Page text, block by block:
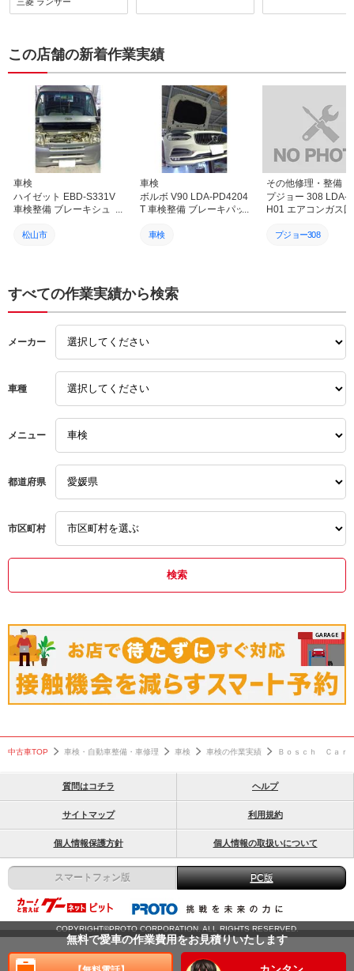
た車検後に急な整備作業依
頼にも迅速 丁寧に対応し
ー7 FDの再登録に向けて
ご迷惑をおかけしているこ
とと思うのですが気長に合
わせて対応してくださり本
当にありがたく感謝してま
す旧車や海外製の難易度の
高い整備作業にも車のオー
ナーさん側の想いを汲んで
高い技術と人脈 会社間の
繋がりをもって丁寧に対応
されて様子が相談してる時
員さんや工場の様子から感
感じてます 信頼 安心し
お願いします
いします。
この店舗の新着作業実績
車検
ハイゼット EBD-S331V
車検整備 ブレーキシュ
愛媛 松山 伊予 西条 新居
松山市
カーオーナーズ
車検
ボルボ V90 LDA-PD4204
T 車検整備 ブレーキパッ
媛 松山 伊予 西条 新居浜
車検
松山市
ボルボ
その他修理・整備
プジョー 308 LDA-
H01 エアコンガス
ブルー補充！快適
プジョー308
すべての作業実績から検索
メーカー
車種
メニュー
都道府県
市区町村
中古車TOP 車検・自動車整備・車修理 車検 車検の作業実績 Ｂｏｓｃｈ Ｃａｒ
無料で愛車の作業費用をお見積りいたします
質問はコチラ ヘルプ
サイトマップ 利用規約
個人情報保護方針 個人情報の取扱いについて
スマートフォン版 PC版
COPYRIGHT©PROTO CORPORATION. ALL RIGHTS RESERVED.